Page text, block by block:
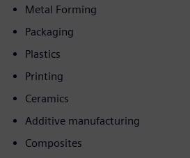
Metal Forming
Packaging
Plastics
Printing
Ceramics
Additive manufacturing
Composites